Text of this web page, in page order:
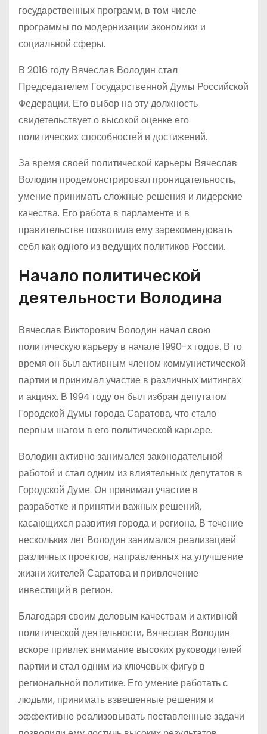
государственных программ, в том числе
программы по модернизации экономики и
социальной сферы.
В 2016 году Вячеслав Володин стал
Председателем Государственной Думы Российской
Федерации. Его выбор на эту должность
свидетельствует о высокой оценке его
политических способностей и достижений.
За время своей политической карьеры Вячеслав
Володин продемонстрировал проницательность,
умение принимать сложные решения и лидерские
качества. Его работа в парламенте и в
правительстве позволила ему зарекомендовать
себя как одного из ведущих политиков России.
Начало политической
деятельности Володина
Вячеслав Викторович Володин начал свою
политическую карьеру в начале 1990-х годов. В то
время он был активным членом коммунистической
партии и принимал участие в различных митингах
и акциях. В 1994 году он был избран депутатом
Городской Думы города Саратова, что стало
первым шагом в его политической карьере.
Володин активно занимался законодательной
работой и стал одним из влиятельных депутатов в
Городской Думе. Он принимал участие в
разработке и принятии важных решений,
касающихся развития города и региона. В течение
нескольких лет Володин занимался реализацией
различных проектов, направленных на улучшение
жизни жителей Саратова и привлечение
инвестиций в регион.
Благодаря своим деловым качествам и активной
политической деятельности, Вячеслав Володин
вскоре привлек внимание высоких руководителей
партии и стал одним из ключевых фигур в
региональной политике. Его умение работать с
людьми, принимать взвешенные решения и
эффективно реализовывать поставленные задачи